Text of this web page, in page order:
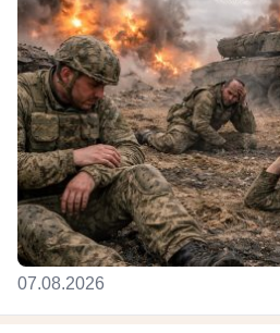
07.08.2026